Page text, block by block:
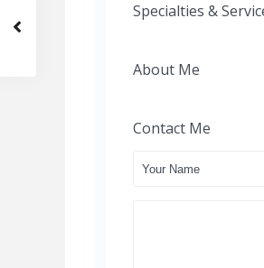
Specialties &
About Me
Contact Me